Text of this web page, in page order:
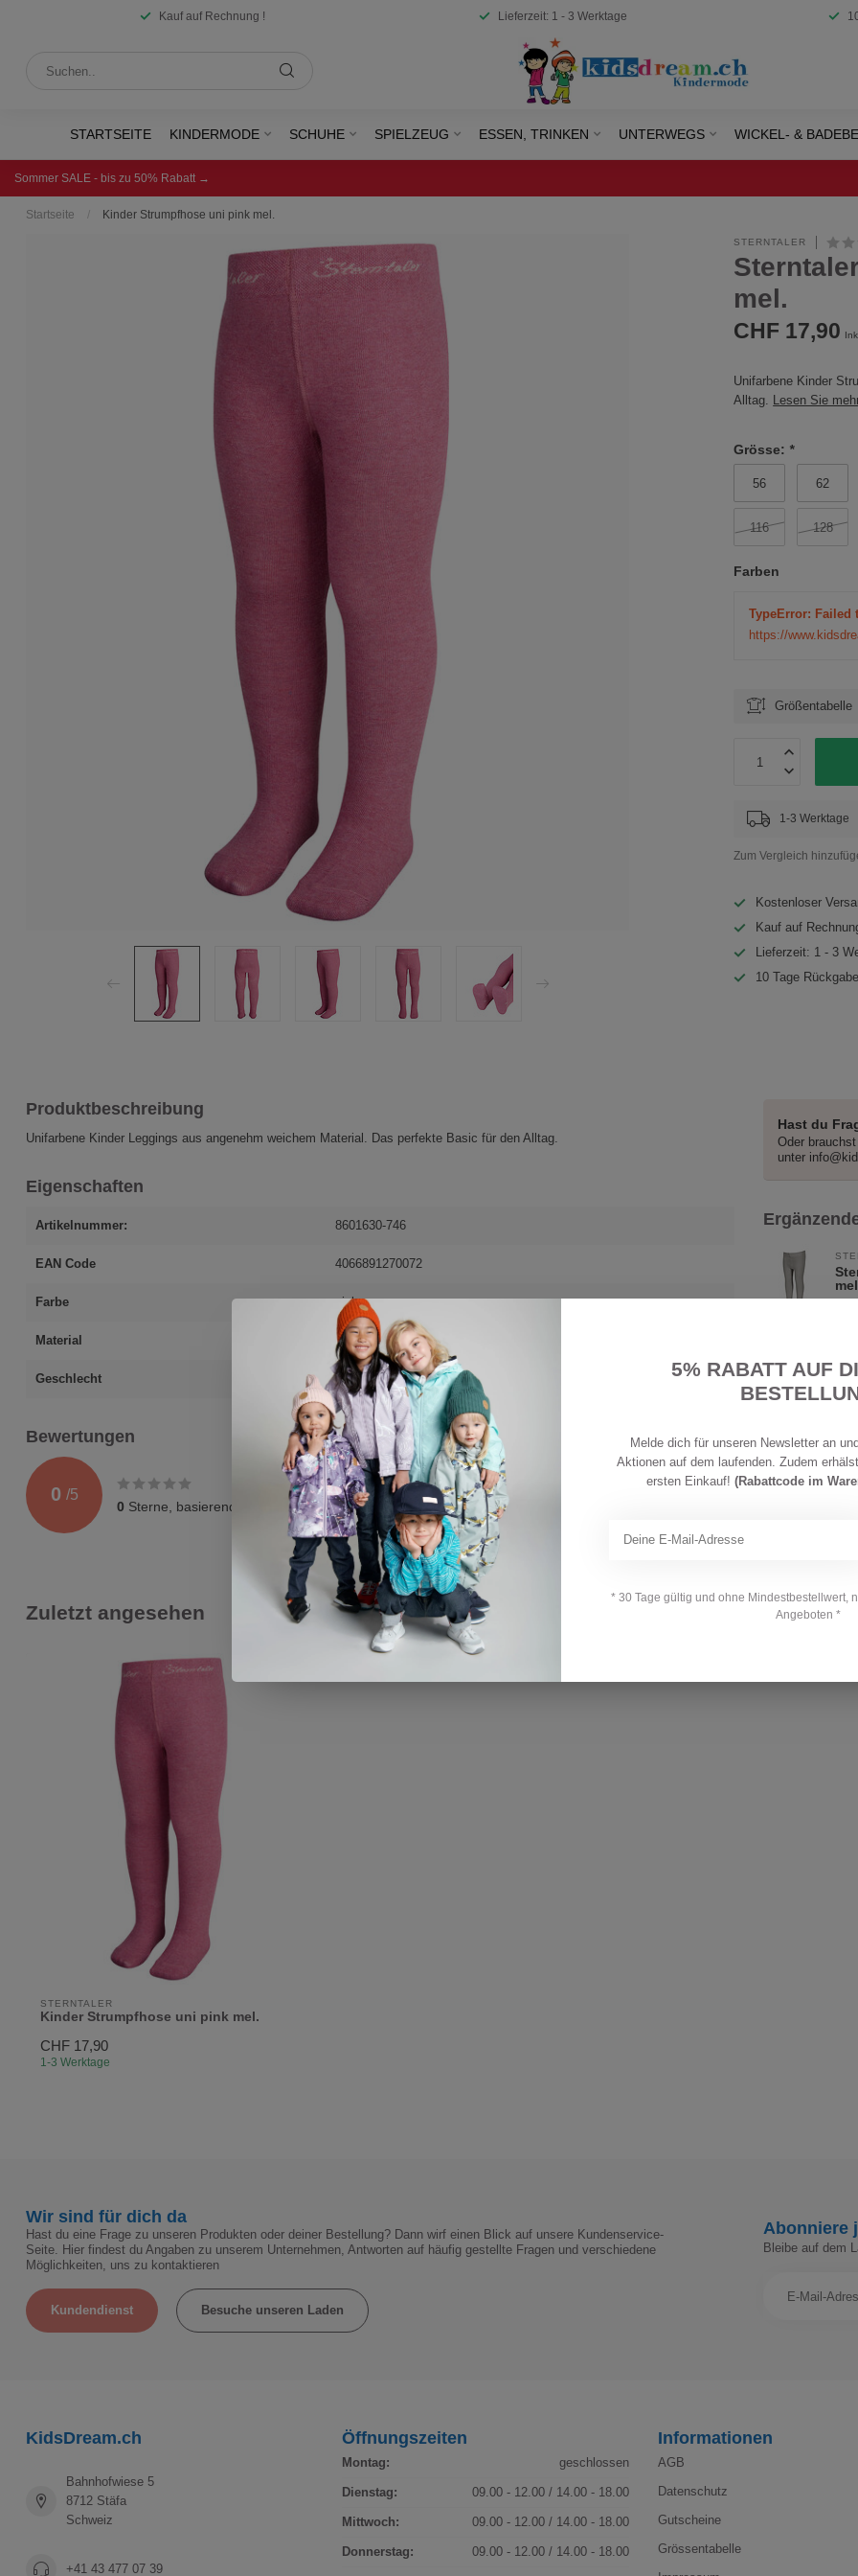
Kauf auf Rechnung ! Lieferzeit: 1 - 3 Werktage
STARTSEITE KINDERMODE SCHUHE SPIELZEUG ESSEN, TRINKEN UNTERWEGS WICKEL- &
Sommer SALE - bis zu 50% Rabatt →
Startseite / Kinder Strumpfhose uni pink mel.
STERNTALER
mel.
CHF 17,90
Unifarbene Kinder
Alltag. Lesen Sie
Grösse: *
56 62
116 128
Farben
TypeError: Failed
https://
Größentabelle
1-3 Werktage
Zum Vergleich
Kostenloser
Kauf auf
Lieferzeit: 1 - 3
10 Tage
Produktbeschreibung
Unifarbene Kinder Leggings aus angenehm weichem Material. Das perfekte Basic für den Alltag.
Eigenschaften
Artikelnummer: 8601630-746
EAN Code 4066891270072
Farbe pink
Material 90% Baumwolle; 8% Polyamid; 2% Elasthan
Geschlecht unisex
Bewertungen
0 /5
0 Sterne, basierend auf Bewertungen
Hast du
Oder
unter
Zuletzt angesehen
STERNTALER
Kinder Strumpfhose uni pink mel.
CHF 17,90
1-3 Werktage
Wir sind für dich da
Hast du eine Frage zu unseren Produkten oder deiner Bestellung? Dann wirf einen Blick auf unsere Kundenservice-
Seite. Hier findest du Angaben zu unserem Unternehmen, Antworten auf häufig gestellte Fragen und verschiedene
Möglichkeiten, uns zu kontaktieren
Kundendienst Besuche unseren Laden
Abonniere
Bleibe auf dem
KidsDream.ch
Bahnhofwiese 5
8712 Stäfa
Schweiz
+41 43 477 07 39
Öffnungszeiten
Montag: geschlossen
Dienstag: 09.00 - 12.00 / 14.00 - 18.00
Mittwoch: 09.00 - 12.00 / 14.00 - 18.00
Donnerstag: 09.00 - 12.00 / 14.00 - 18.00
Informationen
AGB
Datenschutz
Gutscheine
Grössentabelle
5% RABATT AUF
Melde dich für unseren Newsletter an
Aktionen auf dem laufenden. Zudem
ersten Einkauf! (Rabattcode im
* 30 Tage gültig und ohne Mindestbestellwert,
Angeboten *